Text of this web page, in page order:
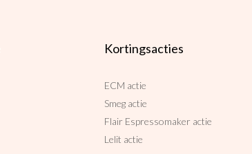
Kortingsacties
ECM actie
Smeg actie
Flair Espressomaker actie
Lelit actie